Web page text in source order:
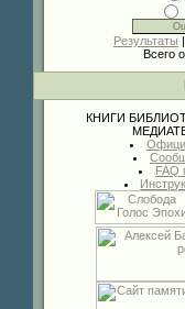
Результаты |
Всего
КНИГИ
FAQ